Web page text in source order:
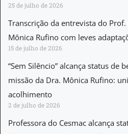
25 de julho de 2026
Transcrição da entrevista do Prof.
Mônica Rufino com leves
15 de julho de 2026
“Sem Silêncio” alcança status de
missão da Dra. Mônica Rufino:
acolhimento
2 de julho de 2026
Professora do Cesmac alcança